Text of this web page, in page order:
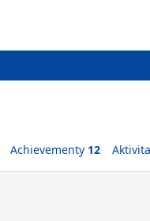
Achievementy 12 Aktivita